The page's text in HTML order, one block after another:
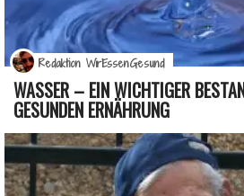
WASSER – EIN WICHTIGER
GESUNDEN ERNÄHRUNG
Redaktion WirEssenGesund